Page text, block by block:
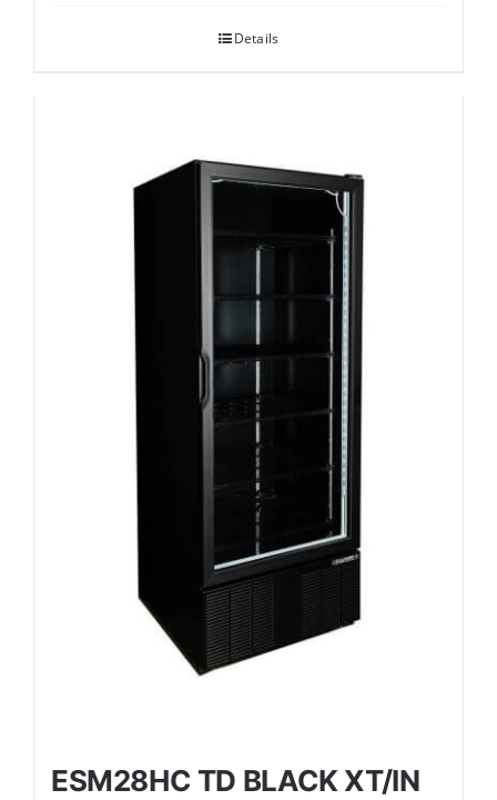
Details
ESM28HC TD BLACK XT/IN